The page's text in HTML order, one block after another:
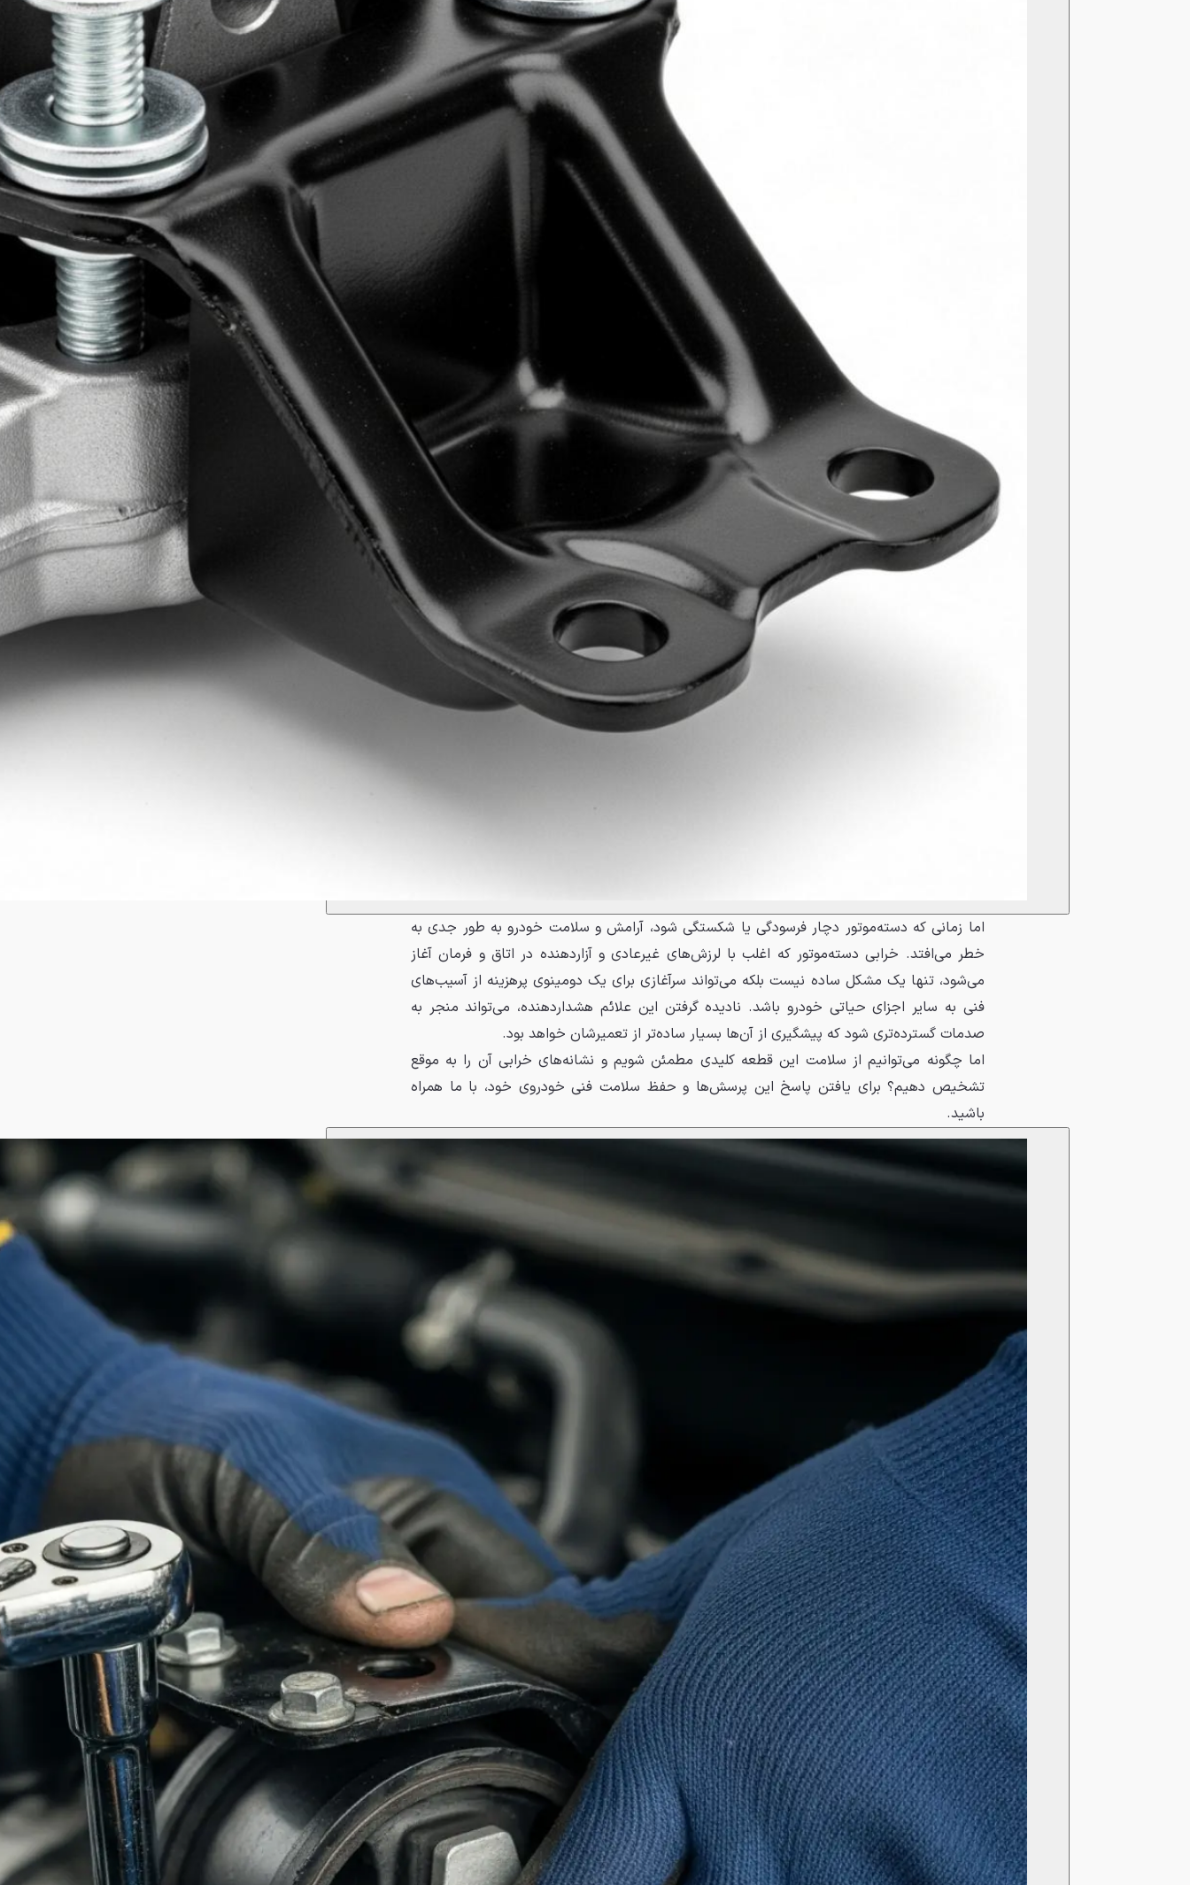
اما زمانی که دسته‌موتور دچار فرسودگی یا شکستگی شود، آرامش و سلامت خودرو به طور جدی به
خطر می‌افتد. خرابی دسته‌موتور که اغلب با لرزش‌های غیرعادی و آزاردهنده در اتاق و فرمان آغاز
می‌شود، تنها یک مشکل ساده نیست بلکه می‌تواند سرآغازی برای یک دومینوی پرهزینه از آسیب‌های
فنی به سایر اجزای حیاتی خودرو باشد. نادیده گرفتن این علائم هشداردهنده، می‌تواند منجر به
صدمات گسترده‌تری شود که پیشگیری از آن‌ها بسیار ساده‌تر از تعمیرشان خواهد بود.
اما چگونه می‌توانیم از سلامت این قطعه کلیدی مطمئن شویم و نشانه‌های خرابی آن را به موقع
تشخیص دهیم؟ برای یافتن پاسخ این پرسش‌ها و حفظ سلامت فنی خودروی خود، با ما همراه
باشید.